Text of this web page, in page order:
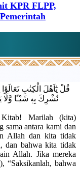
KPR FLPP,
قُلْ يٰٓاَهْلَ الْكِتٰبِ تَعَالَوْا
نُشْرِكَ بِهٖ شَيْـًٔا وَّلَا
Kitab! Marilah (kita)
sama antara kami dan
Allah dan kita tidak
dan bahwa kita tidak
Allah. Jika mereka
“Saksikanlah, bahwa